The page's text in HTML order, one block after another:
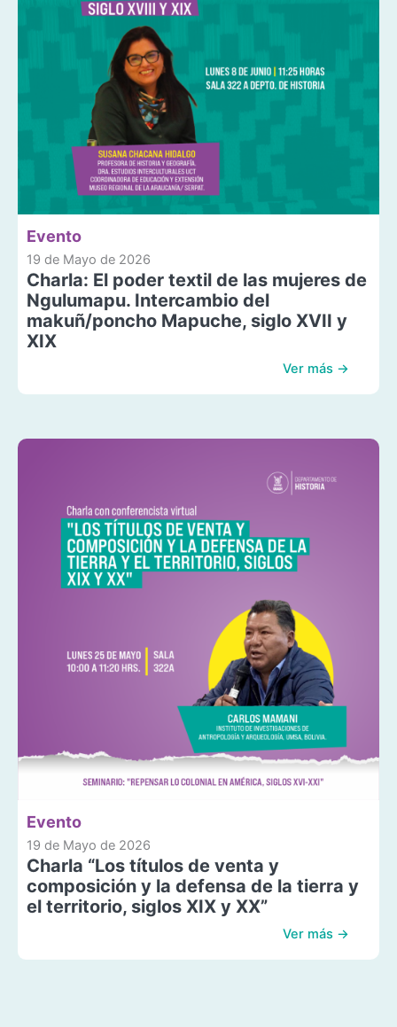
Evento
19 de Mayo de 2026
Charla: El poder textil de las mujeres de
Ngulumapu. Intercambio del
makuñ/poncho Mapuche, siglo XVII y
XIX
Ver más →
Evento
19 de Mayo de 2026
Charla “Los títulos de venta y
composición y la defensa de la tierra y
el territorio, siglos XIX y XX”
Ver más →